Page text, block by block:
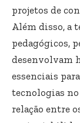
projetos de
Além disso, a
pedagógicos,
desenvolvam
essenciais
tecnologias
relação entre